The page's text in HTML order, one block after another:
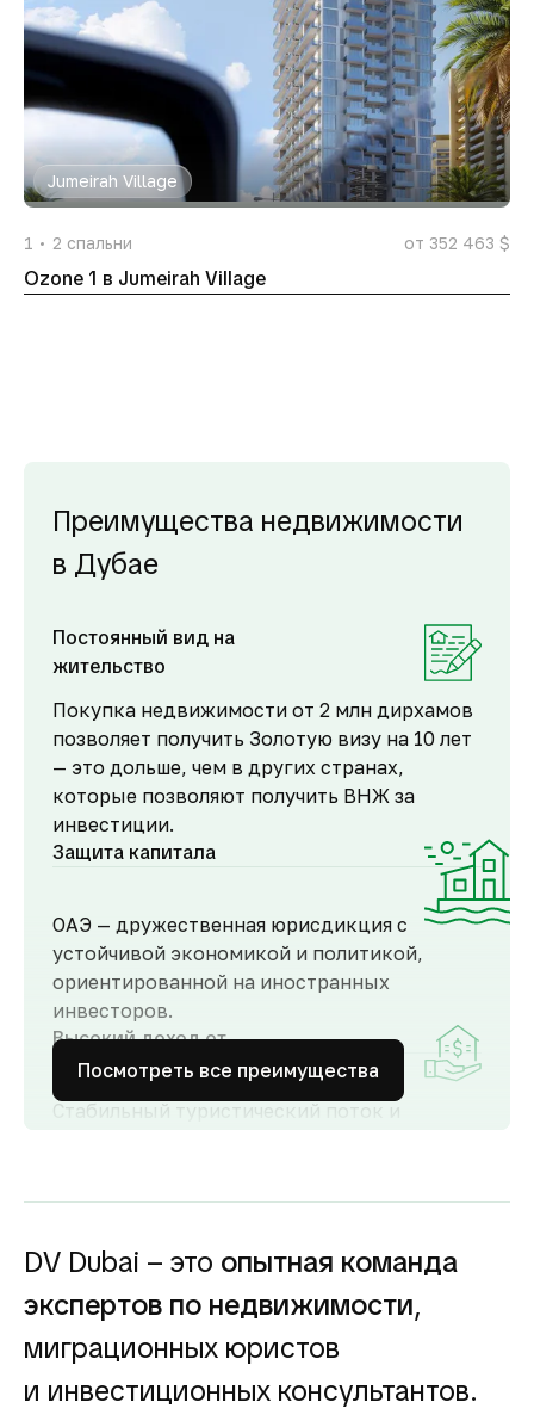
Jumeirah Village
1 2 спальни от 352 463 $
Ozone 1 в Jumeirah Village
Преимущества недвижимости
в Дубае
Постоянный вид на
жительство
Покупка недвижимости от 2 млн дирхамов
позволяет получить Золотую визу на 10 лет
— это дольше, чем в других странах,
которые позволяют получить ВНЖ за
инвестиции.
Защита капитала
ОАЭ — дружественная юрисдикция с
устойчивой экономикой и политикой,
ориентированной на иностранных
инвесторов.
Высокий доход от
аренды
Стабильный туристический поток и
доходность для инвесторов как от
аренды.
строящуюся
недвижимость
Оплата за объект поступает на эскроу-счёт.
Застройщик сможет получить с него деньги
Посмотреть все преимущества
DV Dubai – это опытная команда
экспертов по недвижимости,
миграционных юристов
и инвестиционных консультантов.